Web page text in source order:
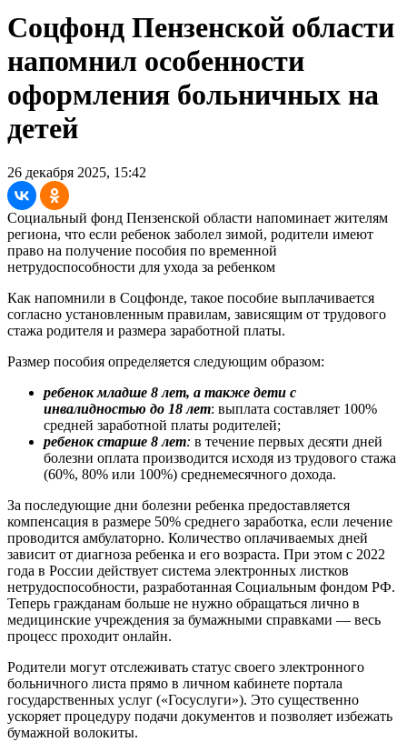
Соцфонд Пензенской области
напомнил особенности
оформления больничных на
детей
26 декабря 2025, 15:42
Социальный фонд Пензенской области напоминает жителям
региона, что если ребенок заболел зимой, родители имеют
право на получение пособия по временной
нетрудоспособности для ухода за ребенком
Как напомнили в Соцфонде, такое пособие выплачивается
согласно установленным правилам, зависящим от трудового
стажа родителя и размера заработной платы.
Размер пособия определяется следующим образом:
ребенок младше 8 лет, а также дети с
инвалидностью до 18 лет: выплата составляет 100%
средней заработной платы родителей;
ребенок старше 8 лет: в течение первых десяти дней
болезни оплата производится исходя из трудового стажа
(60%, 80% или 100%) среднемесячного дохода.
За последующие дни болезни ребенка предоставляется
компенсация в размере 50% среднего заработка, если лечение
проводится амбулаторно. Количество оплачиваемых дней
зависит от диагноза ребенка и его возраста. При этом с 2022
года в России действует система электронных листков
нетрудоспособности, разработанная Социальным фондом РФ.
Теперь гражданам больше не нужно обращаться лично в
медицинские учреждения за бумажными справками — весь
процесс проходит онлайн.
Родители могут отслеживать статус своего электронного
больничного листа прямо в личном кабинете портала
государственных услуг («Госуслуги»). Это существенно
ускоряет процедуру подачи документов и позволяет избежать
бумажной волокиты.